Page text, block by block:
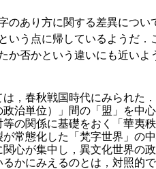
あり方に関する差異につい
いう点に帰しているようだ
か否かという違いにも近いよ
は，春秋戦国時代にみられた
治単位）」間の「盟」を中
の関係に基礎をおく「華夷
が常態化した「梵字世界」の
心が集中し，異文化世界の
かにみえるのとは，対照的